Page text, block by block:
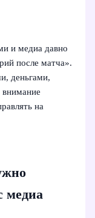
и медиа давно
после матча».
деньгами,
внимание
на
медиа